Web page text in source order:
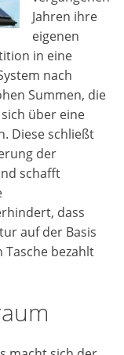
Jahren ihre
eigenen
in eine
nach
Summen, die
über eine
Diese schließt
der
schafft
dass
auf der Basis
bezahlt